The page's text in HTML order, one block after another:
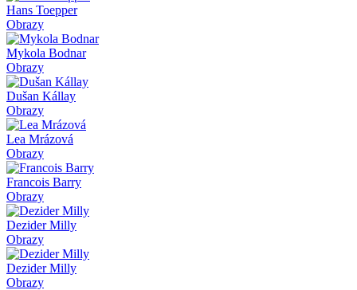
Hans Toepper
Obrazy
Mykola Bodnar
Obrazy
Dušan Kállay
Obrazy
Lea Mrázová
Obrazy
Francois Barry
Obrazy
Dezider Milly
Obrazy
Dezider Milly
Obrazy